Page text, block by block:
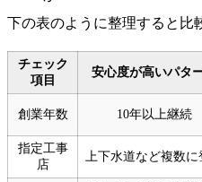
下の表のように整理すると比
チェック
項目
安心度が高いパタ
創業年数 10年以上継続
指定工事
店
上下水道など複数に